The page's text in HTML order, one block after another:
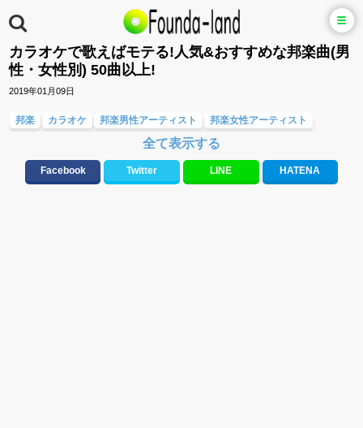
カラオケで歌えばモテる!人気&おすすめな邦楽曲(男
性・女性別) 50曲以上!
2019年01月09日
邦楽 カラオケ 邦楽男性アーティスト 邦楽女性アーティスト
応援ソング
大切な人に贈る歌&ありがとうソング(感謝の歌) ラブソング(恋愛ソング)
全て表示する
Facebook Twitter LINE HATENA